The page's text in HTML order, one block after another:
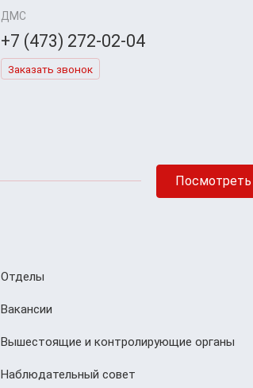
ДМС
+7 (473) 272-02-04
Заказать звонок
Посмотреть
Отделы
Вакансии
Вышестоящие и контролирующие органы
Наблюдательный совет